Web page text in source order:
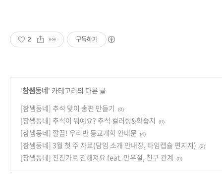
2 구독하기
'참쌤동네' 카테고리의 다른 글
[참쌤동네] 추석 맞이 송편 만들기
(0)
[참쌤동네] 추석이 뭐예요? 추석 컬러링&학습지 (0)
[참쌤동네] 깔끔! 우리반 등교개학 안내문 (4)
[참쌤동네] 3월 첫 주 자료(담임 소개 안내장, 타임캡슐 편지지) (2)
[참쌤동네] 진진가로 친해져요 feat. 만우절, 친구 관계 (0)